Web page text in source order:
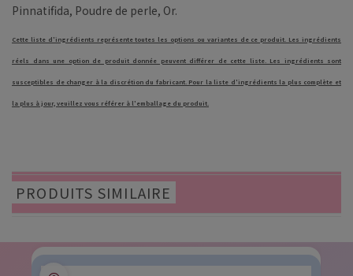
Pinnatifida, Poudre de perle, Or.
Cette liste d'ingrédients représente toutes les options ou variantes de ce produit. Les ingrédients
réels dans une option de produit donnée peuvent différer de cette liste. Les ingrédients sont
susceptibles de changer à la discrétion du fabricant. Pour la liste d'ingrédients la plus complète et
la plus à jour, veuillez vous référer à l'emballage du produit.
PRODUITS SIMILAIRE